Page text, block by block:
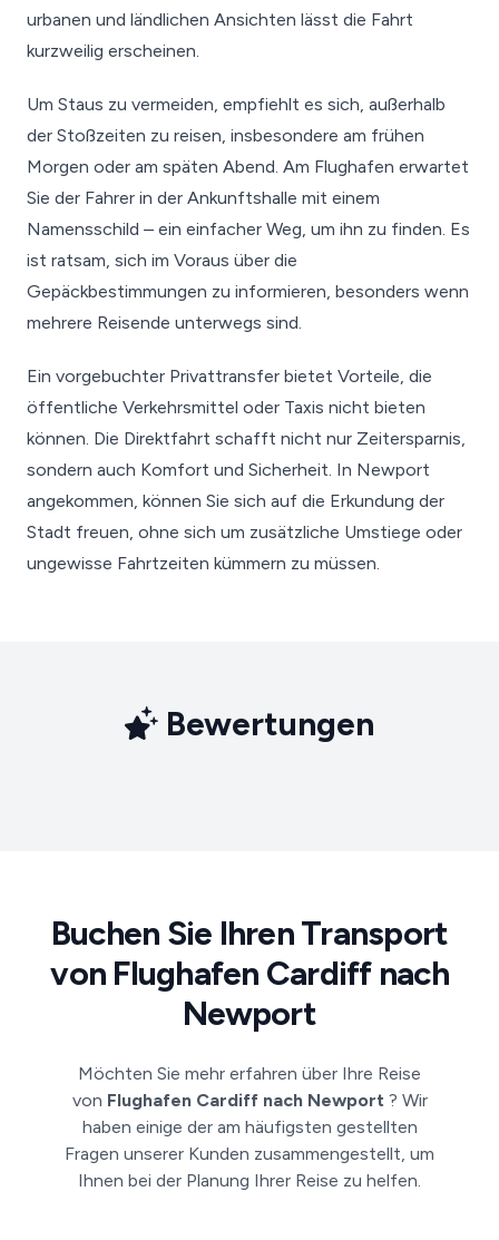
urbanen und ländlichen Ansichten lässt die Fahrt
kurzweilig erscheinen.
Um Staus zu vermeiden, empfiehlt es sich, außerhalb
der Stoßzeiten zu reisen, insbesondere am frühen
Morgen oder am späten Abend. Am Flughafen erwartet
Sie der Fahrer in der Ankunftshalle mit einem
Namensschild – ein einfacher Weg, um ihn zu finden. Es
ist ratsam, sich im Voraus über die
Gepäckbestimmungen zu informieren, besonders wenn
mehrere Reisende unterwegs sind.
Ein vorgebuchter Privattransfer bietet Vorteile, die
öffentliche Verkehrsmittel oder Taxis nicht bieten
können. Die Direktfahrt schafft nicht nur Zeitersparnis,
sondern auch Komfort und Sicherheit. In Newport
angekommen, können Sie sich auf die Erkundung der
Stadt freuen, ohne sich um zusätzliche Umstiege oder
ungewisse Fahrtzeiten kümmern zu müssen.
Bewertungen
Buchen Sie Ihren Transport
von Flughafen Cardiff nach
Newport
Möchten Sie mehr erfahren über Ihre Reise
von Flughafen Cardiff nach Newport ? Wir
haben einige der am häufigsten gestellten
Fragen unserer Kunden zusammengestellt, um
Ihnen bei der Planung Ihrer Reise zu helfen.